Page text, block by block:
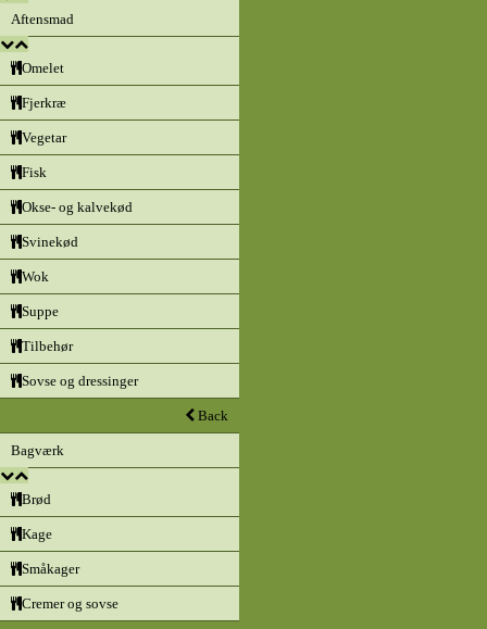
Aftensmad
Omelet
Fjerkræ
Vegetar
Fisk
Okse- og kalvekød
Svinekød
Wok
Suppe
Tilbehør
Sovse og dressinger
Back
Bagværk
Brød
Kage
Småkager
Cremer og sovse